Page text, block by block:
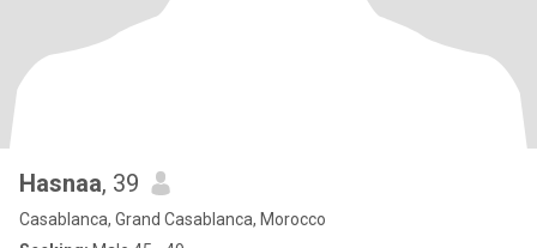
Hasnaa, 39
Casablanca, Grand Casablanca, Morocco